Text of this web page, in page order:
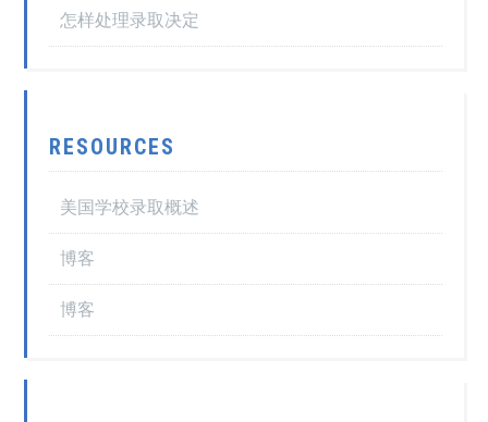
怎样处理录取决定
RESOURCES
美国学校录取概述
博客
博客